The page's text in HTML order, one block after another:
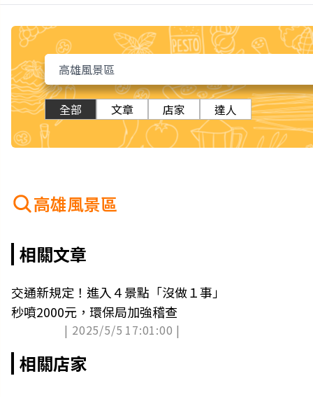
全部 文章 店家 達人
高雄風景區
相關文章
交通新規定！進入４景點「沒做１事」
秒噴2000元，環保局加強稽查
| 2025/5/5 17:01:00 |
相關店家